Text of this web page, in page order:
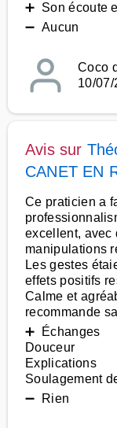
➕ Son écoute
➖ Aucun
Coco
10/07/
Avis sur
CANET EN
Ce praticien a
excellent, avec
manipulations
Les gestes
effets positifs
Calme et
recommande
➕ Échanges
Douceur
Explications
Soulagement
➖ Rien